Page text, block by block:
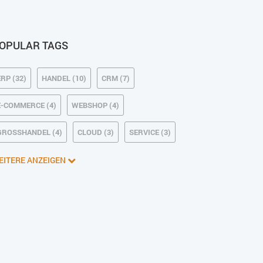
TAGS
(32) HANDEL (10) CRM (7)
COMMERCE (4) WEBSHOP (4)
(4) CLOUD (3) SERVICE (3)
ANZEIGEN